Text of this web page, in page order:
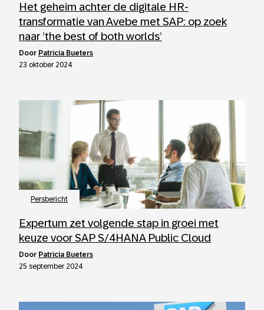
Het geheim achter de digitale HR-
transformatie van Avebe met SAP: op zoek
naar ’the best of both worlds’
door Patricia Bueters
23 oktober 2024
Persbericht
Expertum zet volgende stap in groei met
keuze voor SAP S/4HANA Public Cloud
door Patricia Bueters
25 september 2024